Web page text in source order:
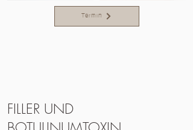
Termin
FILLER UND